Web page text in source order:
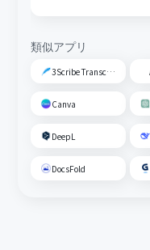
類似アプリ
3Scribe Transcription
Canva
DeepL
DocsFold